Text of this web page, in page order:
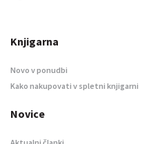
Knjigarna
Novo v ponudbi
Kako nakupovati v spletni knjigarni
Novice